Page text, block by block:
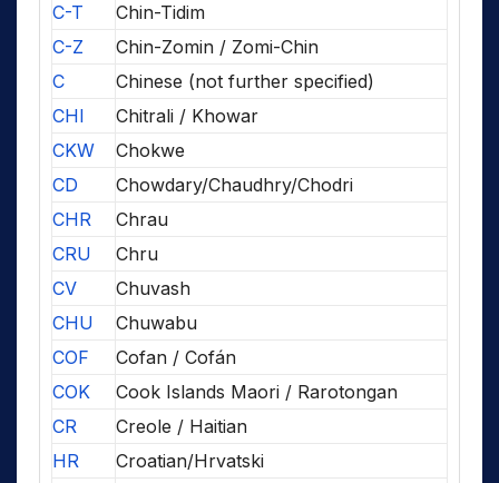
C-T
Chin-Tidim
C-Z
Chin-Zomin / Zomi-Chin
C
Chinese (not further specified)
CHI
Chitrali / Khowar
CKW
Chokwe
CD
Chowdary/Chaudhry/Chodri
CHR
Chrau
CRU
Chru
CV
Chuvash
CHU
Chuwabu
COF
Cofan / Cofán
COK
Cook Islands Maori / Rarotongan
CR
Creole / Haitian
HR
Croatian/Hrvatski